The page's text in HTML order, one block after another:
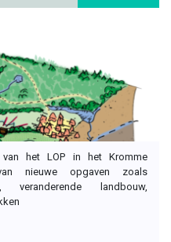
het LOP in het Kromme
nieuwe opgaven zoals
veranderende landbouw,